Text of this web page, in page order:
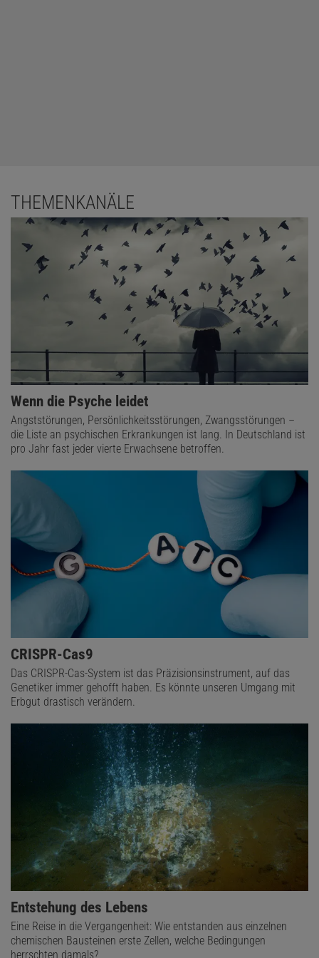
THEMENKANÄLE
Wenn die Psyche leidet
Angststörungen, Persönlichkeitsstörungen, Zwangsstörungen –
die Liste an psychischen Erkrankungen ist lang. In Deutschland ist
pro Jahr fast jeder vierte Erwachsene betroffen.
CRISPR-Cas9
Das CRISPR-Cas-System ist das Präzisionsinstrument, auf das
Genetiker immer gehofft haben. Es könnte unseren Umgang mit
Erbgut drastisch verändern.
Entstehung des Lebens
Eine Reise in die Vergangenheit: Wie entstanden aus einzelnen
chemischen Bausteinen erste Zellen, welche Bedingungen
herrschten damals?